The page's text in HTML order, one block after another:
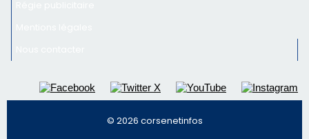
© 2026 corsenetinfos